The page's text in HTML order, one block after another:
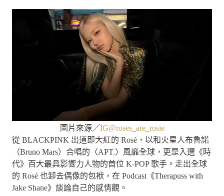
圖片來源／IG@roses_are_rosie
從 BLACKPINK 出道即大紅的 Rosé，以和火星人布魯諾
（Bruno Mars）合唱的〈APT.〉風靡全球，更是入選《時
代》百大最具影響力人物的首位 K-POP 歌手。走出全球
的 Rosé 也卸去偶像的包袱，在 Podcast《Therapuss with
Jake Shane》談論自己的感情觀。